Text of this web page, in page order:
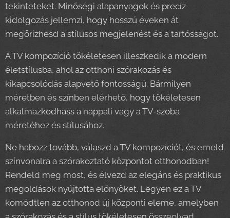
tekinteteket. Minőségi alapanyagok és precíz
kidolgozás jellemzi, hogy hosszú éveken át
megőrizhesd a stílusos megjelenést és a tartósságot.
A TV kompozíció tökéletesen illeszkedik a modern
életstílusba, ahol az otthoni szórakozás és
kikapcsolódás alapvető fontosságú. Bármilyen
méretben és színben elérhető, hogy tökéletesen
alkalmazkodhass a nappali vagy a TV-szoba
méretéhez és stílusához.
Ne habozz tovább, válaszd a TV kompozíciót, és emeld
színvonalra a szórakoztató központot otthonodban!
Rendeld meg most, és élvezd az elegáns és praktikus
megoldások nyújtotta előnyöket. Legyen ez a TV
komódtlen az otthonod új központi eleme, amelyben